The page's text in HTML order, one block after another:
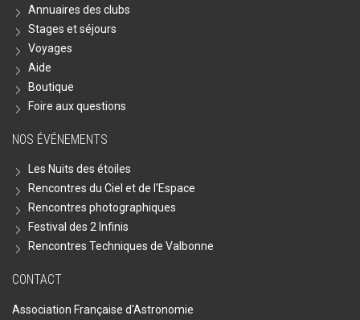
Annuaires des clubs
Stages et séjours
Voyages
Aide
Boutique
Foire aux questions
NOS ÉVÉNEMENTS
Les Nuits des étoiles
Rencontres du Ciel et de l'Espace
Rencontres photographiques
Festival des 2 Infinis
Rencontres Techniques de Valbonne
CONTACT
Association Française d'Astronomie